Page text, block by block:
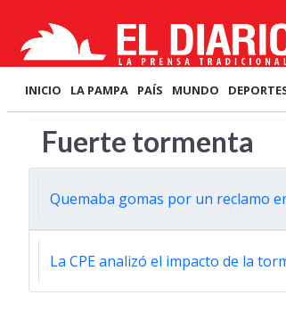
INICIO LA PAMPA PAÍS MUNDO
Fuerte tormenta
Quemaba gomas por un reclamo
La CPE analizó el impacto de la